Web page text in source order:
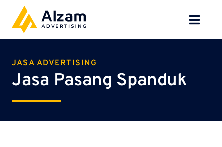
content
TENTANG
JASA ADVERTISING
Jasa Pasang Spanduk